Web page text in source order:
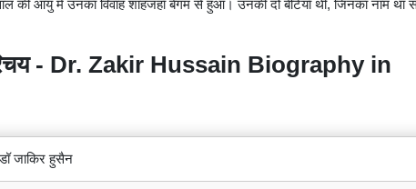
की आयु में उनका विवाह शाहजहाँ बेगम से हुआ। उनकी दो बेटियाँ थीं, जिनका नाम था
- Dr. Zakir Hussain Biography in
डॉ जाकिर हुसैन